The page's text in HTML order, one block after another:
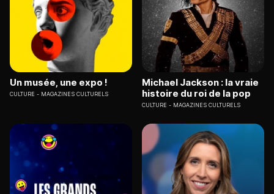
Un musée, une expo !
CULTURE MAGAZINES CULTURELS
Michael Jackson : la vraie
histoire du roi de la pop
CULTURE MAGAZINES CULTURELS